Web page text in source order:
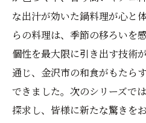
な出汁が効いた鍋料理が心と
らの料理は、季節の移ろいを
個性を最大限に引き出す技術
通じ、金沢市の和食がもたら
できました。次のシリーズで
探求し、皆様に新たな驚きを